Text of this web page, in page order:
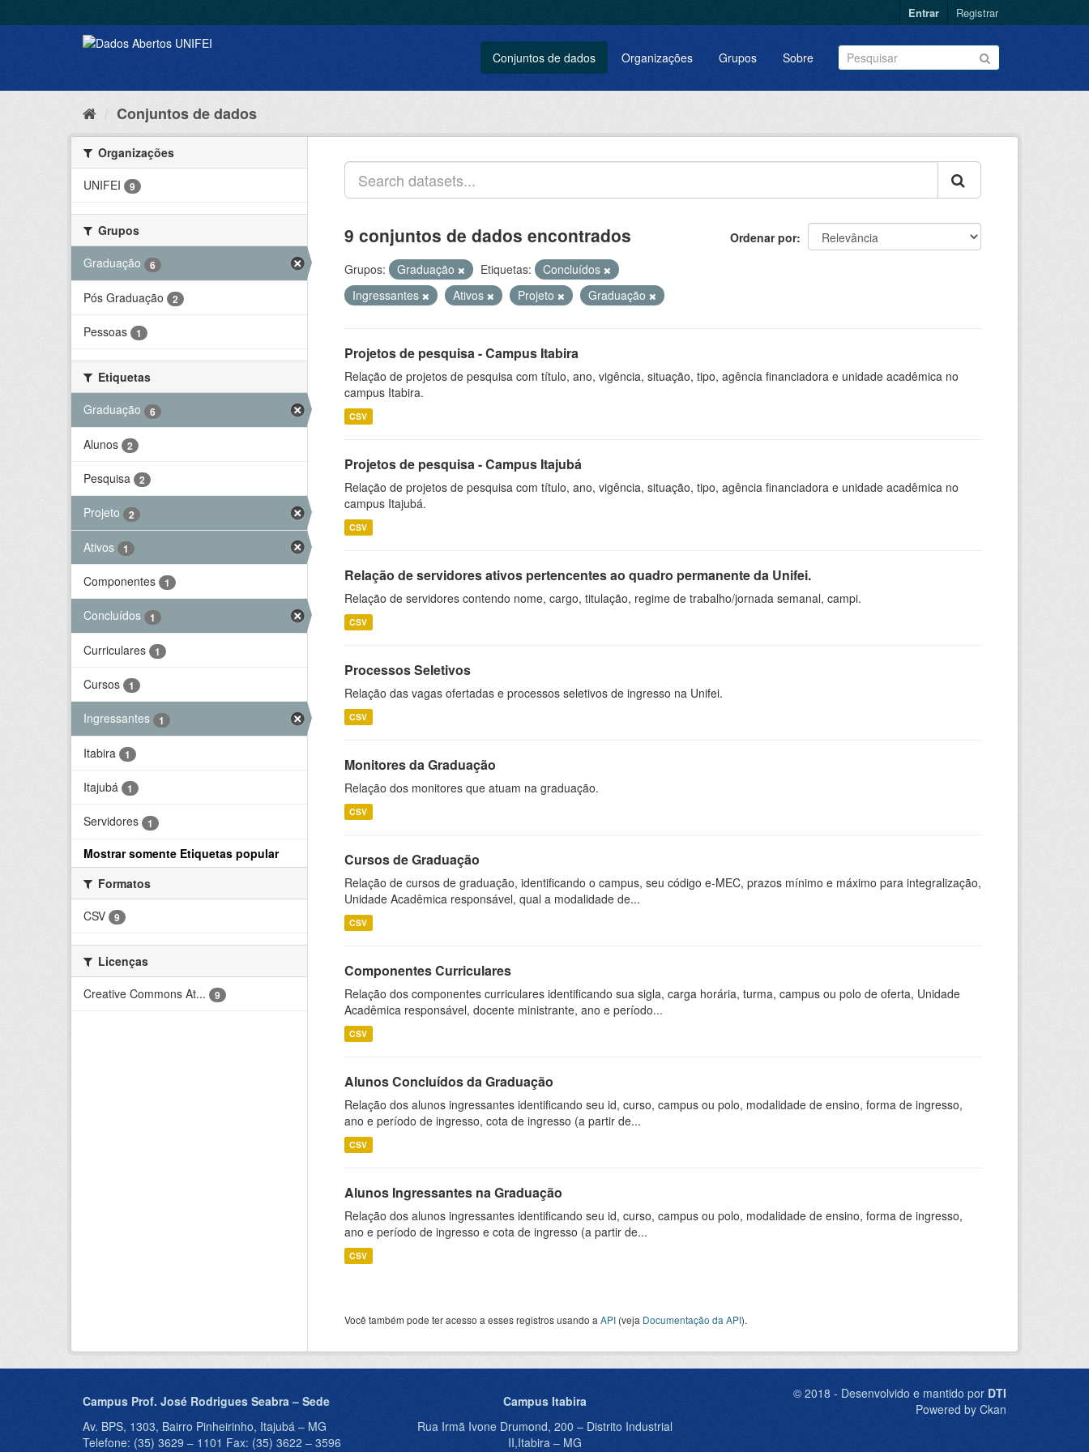
Entrar Registrar
Conjuntos de dados Organizações Grupos Sobre
Conjuntos de dados
Organizações
UNIFEI
9
Grupos
Graduação
6
Pós Graduação 2
Pessoas 1
Etiquetas
Graduação
6
Alunos 2
Pesquisa 2
Projeto 2
Ativos 1
Componentes 1
Concluídos 1
Curriculares 1
Cursos 1
Ingressantes 1
Itabira 1
Itajubá 1
Servidores 1
Mostrar somente Etiquetas popular
Formatos
CSV
9
Licenças
Creative Commons At...
9
Ordenar por
9 conjuntos de dados encontrados
Grupos: Graduação Etiquetas:
Concluídos
Ingressantes
Ativos Projeto Graduação
Projetos de pesquisa - Campus Itabira
Relação de projetos de pesquisa com título, ano, vigência, situação, tipo, agência financiadora e unidade acadêmica no
campus Itabira.
CSV
Projetos de pesquisa - Campus Itajubá
Relação de projetos de pesquisa com título, ano, vigência, situação, tipo, agência financiadora e unidade acadêmica no
campus Itajubá.
CSV
Relação de servidores ativos pertencentes ao quadro permanente da Unifei.
Relação de servidores contendo nome, cargo, titulação, regime de trabalho/jornada semanal, campi.
CSV
Processos Seletivos
Relação das vagas ofertadas e processos seletivos de ingresso na Unifei.
CSV
Monitores da Graduação
Relação dos monitores que atuam na graduação.
CSV
Cursos de Graduação
Relação de cursos de graduação, identificando o campus, seu código e-MEC, prazos mínimo e máximo para integralização,
Unidade Acadêmica responsável, qual a modalidade de...
CSV
Componentes Curriculares
Relação dos componentes curriculares identificando sua sigla, carga horária, turma, campus ou polo de oferta, Unidade
Acadêmica responsável, docente ministrante, ano e período...
CSV
Alunos Concluídos da Graduação
Relação dos alunos ingressantes identificando seu id, curso, campus ou polo, modalidade de ensino, forma de ingresso,
ano e período de ingresso, cota de ingresso (a partir de...
CSV
Alunos Ingressantes na Graduação
Relação dos alunos ingressantes identificando seu id, curso, campus ou polo, modalidade de ensino, forma de ingresso,
ano e período de ingresso e cota de ingresso (a partir de...
CSV
Você também pode ter acesso a esses registros usando a API (veja Documentação da API).
Campus Prof. José Rodrigues Seabra – Sede
Av. BPS, 1303, Bairro Pinheirinho, Itajubá – MG
Telefone: (35) 3629 – 1101 Fax: (35) 3622 – 3596
Campus Itabira
Rua Irmã Ivone Drumond, 200 – Distrito Industrial
II,Itabira – MG
© 2018 - Desenvolvido e mantido por DTI
Powered by Ckan